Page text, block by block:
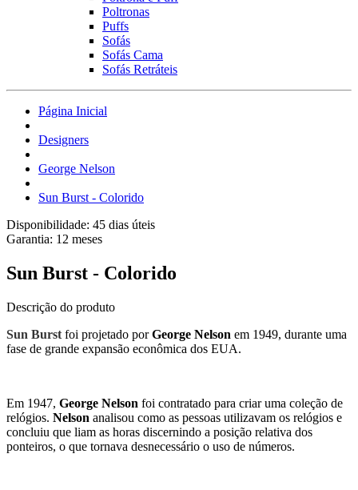
Poltronas
Puffs
Sofás
Sofás Cama
Sofás Retráteis
Página Inicial
Designers
George Nelson
Sun Burst - Colorido
Disponibilidade: 45 dias úteis
Garantia: 12 meses
Sun Burst - Colorido
Descrição do produto
Sun Burst foi projetado porGeorge Nelson em 1949, durante uma
fase de grande expansão econômica dos EUA.
Em 1947, George Nelson foi contratado para criar uma coleção de
relógios. Nelson analisou como as pessoas utilizavam os relógios e
concluiu que liam as horas discernindo a posição relativa dos
ponteiros, o que tornava desnecessário o uso de números.